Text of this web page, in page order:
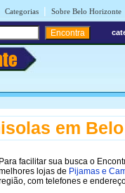
Categorias | Sobre Belo Horizonte
em
Para facilitar sua busca o
lojas de Pijamas e
com telefones e